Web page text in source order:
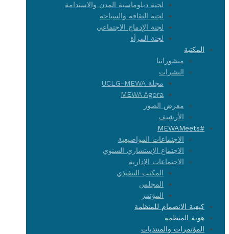
لجنة دبلوماسية المدن والاستدامة
لجنة الثقافة والسياحة
لجنة الإدماج الاجتماعي
لجنة المرأة
المكتبة
منشوراتنا
النشرات
مجلة UCLG-MEWA
MEWA Agora
معرض الصور
الأرشيف
#MEWAMeets
الاجتماعات المواضيعية
الاجتماع الإستشاري السنوي
الاجتماعات الإدارية
المكتب التنفيذي
المجلس
المؤتمر
كيفية الانضمام للمنظمة
هوية المنظمة
المؤتمرات والمنتديات